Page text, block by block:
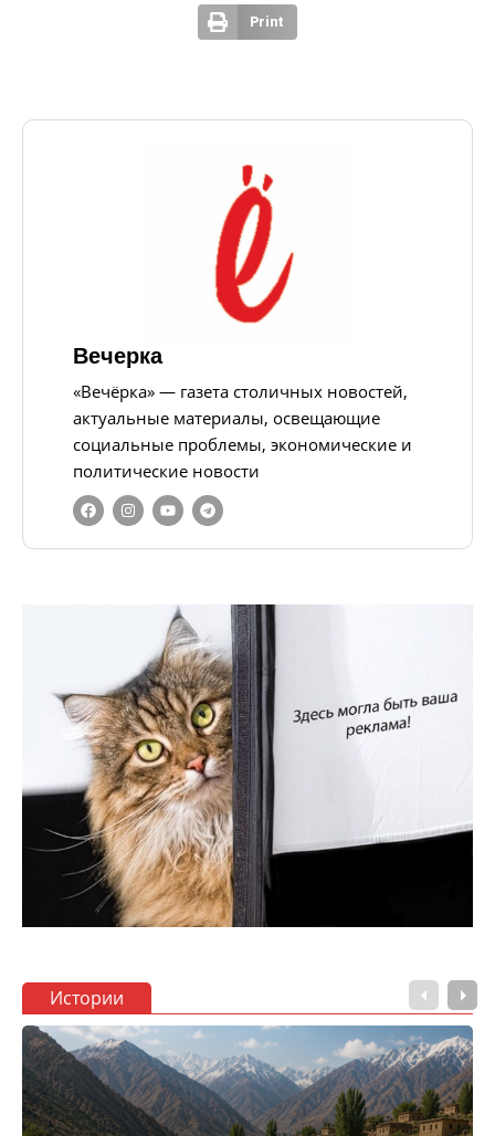
Print
Вечерка
«Вечёрка» — газета столичных новостей,
актуальные материалы, освещающие
социальные проблемы, экономические и
политические новости
Истории